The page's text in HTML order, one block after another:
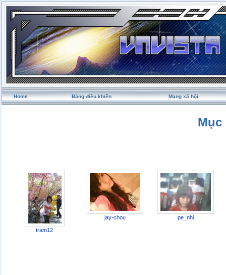
Home Bảng điều khiển Mạng xã hội
Mục
tram12
jay-chou pe_nhi